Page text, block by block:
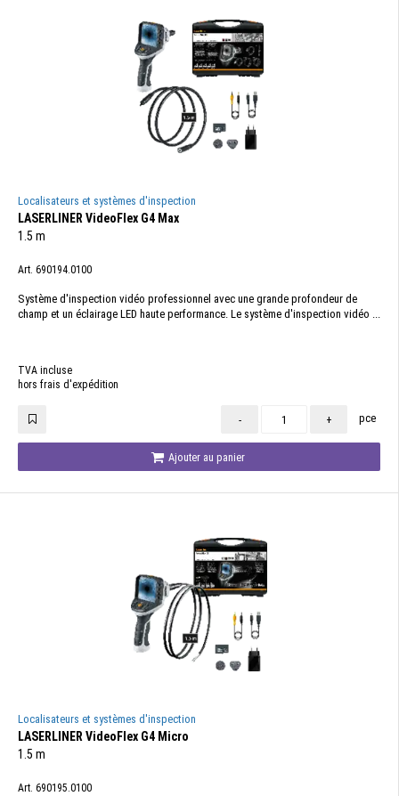
Localisateurs et systèmes d'inspection
LASERLINER VideoFlex G4 Max
1.5 m
Art. 690194.0100
Système d'inspection vidéo professionnel avec une grande profondeur de
champ et un éclairage LED haute performance. Le système d'inspection vidéo ...
TVA incluse
hors frais d'expédition
- + pce
Ajouter au panier
Localisateurs et systèmes d'inspection
LASERLINER VideoFlex G4 Micro
1.5 m
Art. 690195.0100